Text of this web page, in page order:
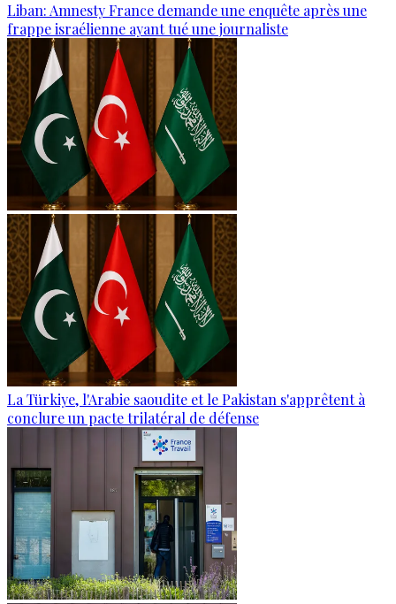
Liban: Amnesty France demande une enquête après une
frappe israélienne ayant tué une journaliste
La Türkiye, l'Arabie saoudite et le Pakistan s'apprêtent à
conclure un pacte trilatéral de défense